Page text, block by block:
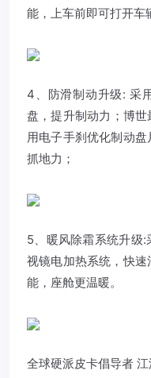
能，上车前即可打开车
4、防滑制动升级: 采
盘，提升制动力；博
用电子手刹优化制动
抓地力；
5、暖风除霜系统升级
视镜电加热系统，快
能，座舱更温暖。
全球硬派皮卡倡导者